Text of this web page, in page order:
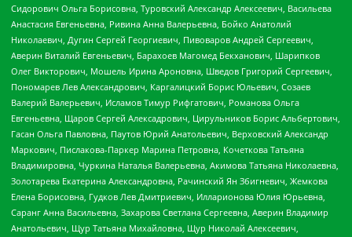
Сидорович Ольга Борисовна, Туровский Александр Алексеевич, Васильева
Анастасия Евгеньевна, Ривина Анна Валерьевна, Бойко Анатолий
Николаевич, Дугин Сергей Георгиевич, Пивоваров Андрей Сергеевич,
Аверин Виталий Евгеньевич, Барахоев Магомед Бекханович, Шарипков
Олег Викторович, Мошель Ирина Ароновна, Шведов Григорий Сергеевич,
Пономарев Лев Александрович, Каргалицкий Борис Юльевич, Созаев
Валерий Валерьевич, Исламов Тимур Рифгатович, Романова Ольга
Евгеньевна, Щаров Сергей Алексадрович, Цирульников Борис Альбертович,
Гасан Ольга Павловна, Паутов Юрий Анатольевич, Верховский Александр
Маркович, Пислакова-Паркер Марина Петровна, Кочеткова Татьяна
Владимировна, Чуркина Наталья Валерьевна, Акимова Татьяна Николаевна,
Золотарева Екатерина Александровна, Рачинский Ян Збигневич, Жемкова
Елена Борисовна, Гудков Лев Дмитриевич, Илларионова Юлия Юрьевна,
Саранг Анна Васильевна, Захарова Светлана Сергеевна, Аверин Владимир
Анатольевич, Щур Татьяна Михайловна, Щур Николай Алексеевич,